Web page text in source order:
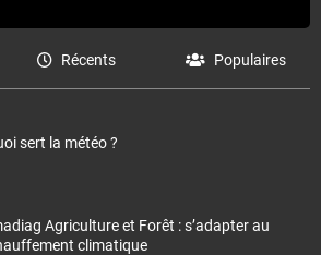
Récents Populaires
sert la météo ?
Agriculture et Forêt : s’adapter au
climatique